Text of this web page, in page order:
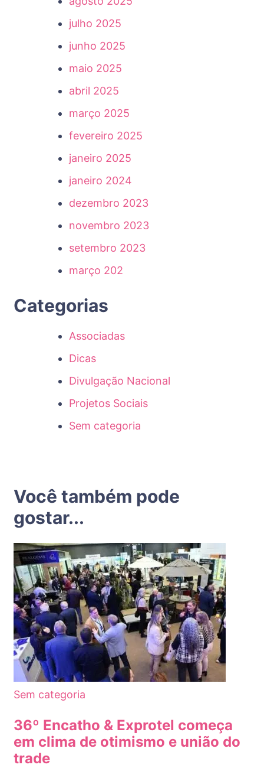
julho 2025
junho 2025
maio 2025
abril 2025
março 2025
fevereiro 2025
janeiro 2025
janeiro 2024
dezembro 2023
novembro 2023
setembro 2023
março 202
Categorias
Associadas
Dicas
Divulgação Nacional
Projetos Sociais
Sem categoria
Você também pode
gostar...
Sem categoria
36º Encatho & Exprotel começa
em clima de otimismo e união do
trade